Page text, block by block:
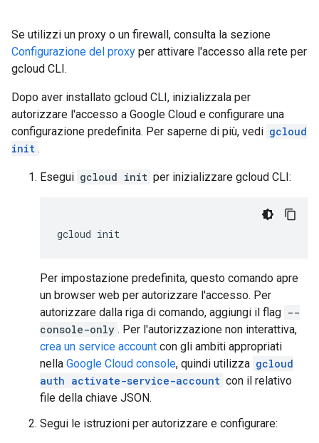
Se utilizzi un proxy o un firewall, consulta la sezione
Configurazione del proxy per attivare l'accesso alla rete per
gcloud CLI.
Dopo aver installato gcloud CLI, inizializzala per
autorizzare l'accesso a Google Cloud e configurare una
configurazione predefinita. Per saperne di più, vedi gcloud
init .
Esegui gcloud init per inizializzare gcloud CLI:
gcloud
Per impostazione predefinita, questo comando apre
un browser web per autorizzare l'accesso. Per
autorizzare dalla riga di comando, aggiungi il flag --
console-only . Per l'autorizzazione non interattiva,
crea un service account con gli ambiti appropriati
nella Google Cloud console, quindi utilizza gcloud
auth activate-service-account con il relativo
file della chiave JSON.
Segui le istruzioni per autorizzare e configurare: